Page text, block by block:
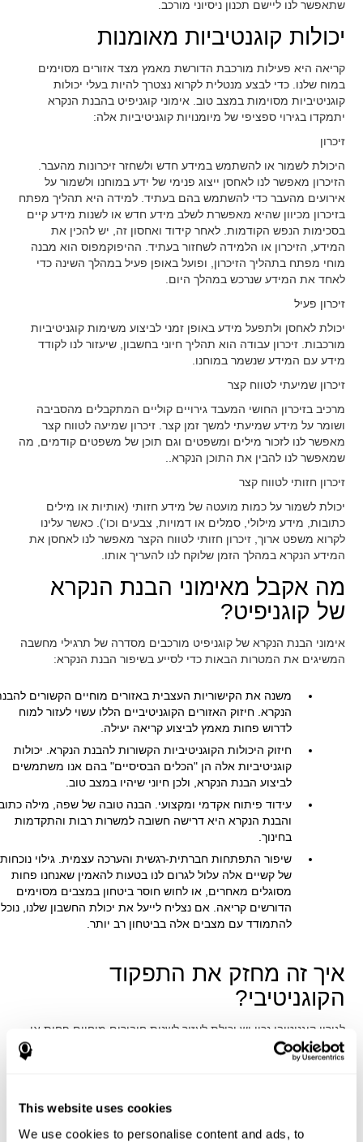
This website uses cookies
We use cookies to personalise content and ads, to
שתאפשר לנו ליישם תכנון ניסיוני מורכב.
יכולות קוגנטיביות מאומנות
קריאה היא פעילות מורכבת הדורשת מאמץ מצד אזורים מסוימים
במוח שלנו. כדי לבצע מנטלית לקרוא נצטרך להיות בעלי יכולות
קוגניטיביות מסוימות במצב טוב. אימוני קוגניפיט בהבנת הנקרא
יתמקדו בגירוי ספציפי של מיומנויות קוגניטיביות אלה:
זיכרון
היכולת לשמור או להשתמש במידע חדש ולשחזר זיכרונות מהעבר.
הזיכרון מאפשר לנו לאחסן ייצוג פנימי של ידע במוחנו ולשמור על
אירועים מהעבר כדי להשתמש בהם בעתיד. למידה היא תהליך מפתח
בזיכרון מכיוון שהיא מאפשרת לשלב מידע חדש או לשנות מידע קיים
בסכימות הנפש הקודמות. לאחר קידוד ואחסון זה, יש להכין את
המידע, הזיכרון או הלמידה לשחזור בעתיד. ההיפוקמפוס הוא מבנה
מוחי מפתח בתהליך הזיכרון, ופועל באופן פעיל במהלך השינה כדי
לאחד את המידע שנרכש במהלך היום.
זיכרון פעיל
יכולת לאחסן ולתפעל מידע באופן זמני לביצוע משימות קוגניטיביות
מורכבות. זיכרון עבודה הוא תהליך חיוני בחשבון, שיעזור לנו לקודד
מידע עם המידע שנשמר במוחנו.
זיכרון שמיעתי לטווח קצר
מרכיב בזיכרון החושי המעבד גירויים קוליים המתקבלים מהסביבה
ושומר על מידע שמיעתי למשך זמן קצר. זיכרון שמיעה לטווח קצר
מאפשר לנו לזכור מילים ומשפטים וגם תוכן של משפטים קודמים, מה
שמאפשר לנו להבין את התוכן הנקרא..
זיכרון חזותי לטווח קצר
יכולת לשמור על כמות מועטה של ​​מידע חזותי (אותיות או מילים
כתובות, מידע מילולי, סמלים או דמויות, צבעים וכו'). כאשר עלינו
לקרוא משפט ארוך, זיכרון חזותי לטווח הקצר מאפשר לנו לאחסן את
המידע הנקרא במהלך הזמן שלוקח לנו להעריך אותו.
מה אקבל מאימוני הבנת הנקרא
של קוגניפיט?
אימוני הבנת הנקרא של קוגניפיט מורכבים מסדרה של תרגילי מחשבה
המשיגים את המטרות הבאות כדי לסייע בשיפור הבנת הנקרא:
משנה את הקישוריות העצבית באזורים מוחיים הקשורים
הנקרא. חיזוק האזורים הקוגניטיביים הללו עשוי לעזור למוח
לדרוש פחות מאמץ לביצוע קריאה יעילה.
חיזוק היכולות הקוגניטיביות הקשורות להבנת הנקרא. יכולות
קוגניטיביות אלה הן "הכלים הבסיסיים" בהם אנו משתמשים
לביצוע הבנת הנקרא, ולכן חיוני שיהיו במצב טוב.
עידוד פיתוח אקדמי ומקצועי. הבנה טובה של שפה, מילה
והבנת הנקרא היא דרישה חשובה למשרות רבות והתקדמות
בחינוך.
שיפור התפתחות חברתית-רגשית והערכה עצמית. גילוי
של קשיים אלה עלול לגרום לנו בטעות להאמין שאנחנו פחות
מסוגלים מאחרים, או לחוש חוסר ביטחון במצבים מסוימים
הדורשים קריאה. אם נצליח לייעל את יכולת החשבון שלנו, נוכל
להתמודד עם מצבים אלה בביטחון רב יותר.
איך זה מחזק את התפקוד
הקוגניטיבי?
לגירוי קוגניטיבי נכון יש יכולת לעזור לשנות חיבורים מוחיים פחות או
יותר ספציפיים כך שהמוח שלנו יסתגל טוב יותר לדרישות המוצגות על
ידי פעילויות גירוי קוגניטיבי. כך, באמצעות פעילויות מתאימות ניתן
נוירופלסטיות (גמישות המח), או פלסטיות עצבית, מתייחס ליכולתו